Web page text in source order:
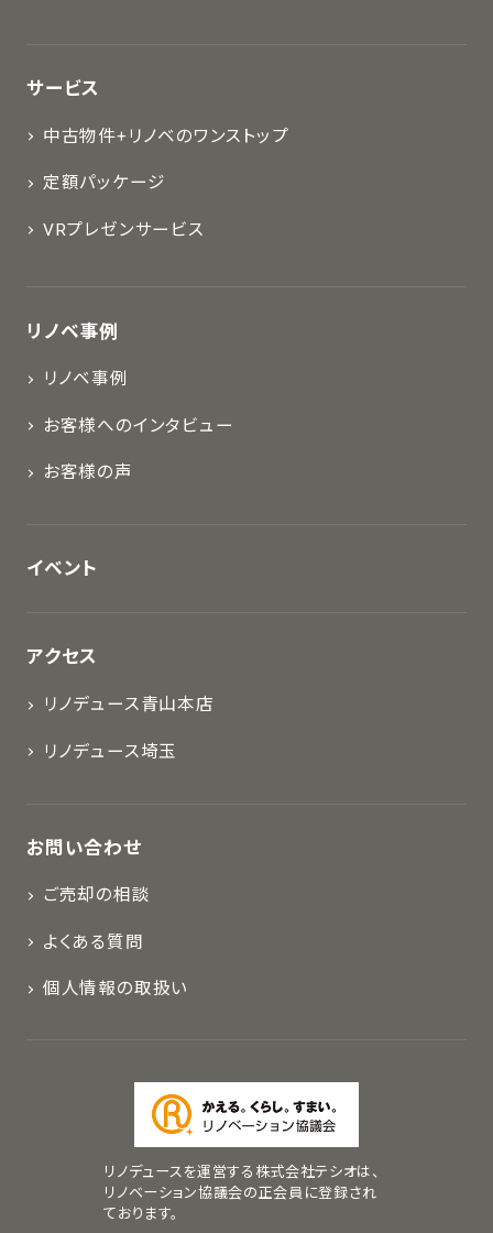
サービス
中古物件+リノベのワンストップ
定額パッケージ
VRプレゼンサービス
リノベ事例
リノベ事例
お客様へのインタビュー
お客様の声
イベント
アクセス
リノデュース青山本店
リノデュース埼玉
お問い合わせ
ご売却の相談
よくある質問
個人情報の取扱い
リノデュースを運営する株式会社テシオは、
リノベーション協議会の正会員に登録され
ております。